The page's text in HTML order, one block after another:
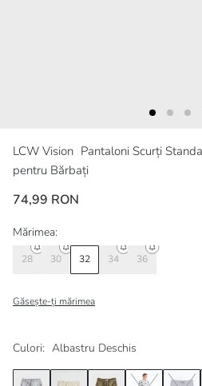
LCW Vision Pantaloni Scurți
pentru Bărbați
74,99 RON
Culori: Albastru Deschis
Mărimea:
28 30 32 34 36
Găsește-ți mărimea